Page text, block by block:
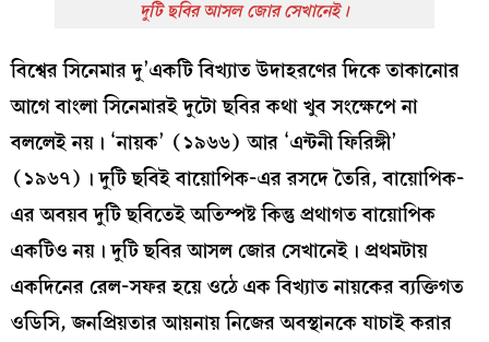
দুটি ছবির আসল জোর সেখানেই।
বিশ্বের সিনেমার দু’একটি বিখ্যাত উদাহরণের দিকে তাকানোর
আগে বাংলা সিনেমারই দুটো ছবির কথা খুব সংক্ষেপে না
বললেই নয়। ‘নায়ক’ (১৯৬৬) আর ‘এন্টনী ফিরিঙ্গী’
(১৯৬৭)। দুটি ছবিই বায়োপিক-এর রসদে তৈরি, বায়োপিক-
এর অবয়ব দুটি ছবিতেই অতিস্পষ্ট কিন্তু প্রথাগত বায়োপিক
একটিও নয়। দুটি ছবির আসল জোর সেখানেই। প্রথমটায়
একদিনের রেল-সফর হয়ে ওঠে এক বিখ্যাত নায়কের ব্যক্তিগত
ওডিসি, জনপ্রিয়তার আয়নায় নিজের অবস্থানকে যাচাই করার